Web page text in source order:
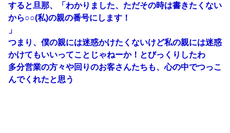
すると旦那、「わかりました、ただその時は書きたくない
から○○(私)の親の番号にします！
」
つまり、僕の親には迷惑かけたくないけど私の親には迷惑
かけてもいいってことじゃねーか！とびっくりしたわ
多分営業の方々や回りのお客さんたちも、心の中でつっこ
んでくれたと思う